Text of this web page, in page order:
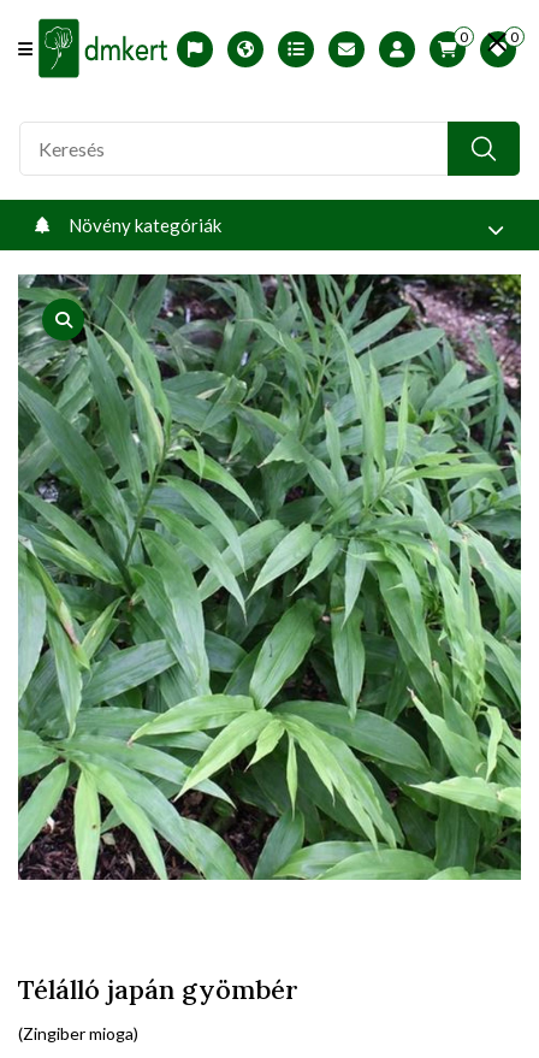
Offcanvas Menu Open
English version
Télállósági zónák
Nyomtatható ABC árjegyzék
Profilom
0 0
Növény kategóriák
product view
Télálló japán gyömbér
(Zingiber mioga)